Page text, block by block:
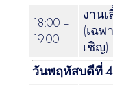
18:00 –
19:00
งาน
(เฉพ
เชิญ)
วันพฤหัสบดีที่